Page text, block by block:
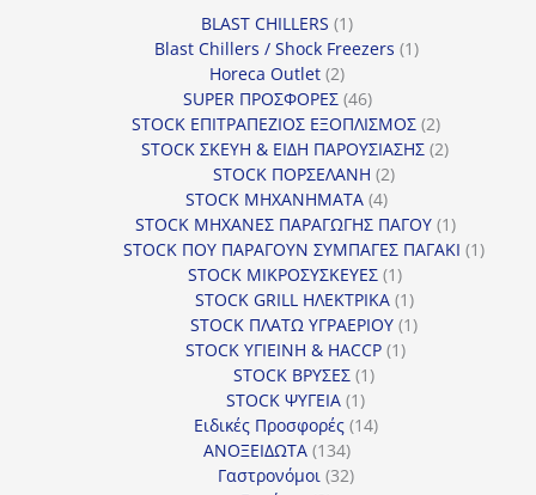
BLAST CHILLERS 11
προϊόν
Blast Chillers / Shock Freezers 11
Horeca Outlet 22
προϊόντα
SUPER ΠΡΟΣΦΟΡΕΣ 4646
προϊόντα
STOCK ΕΠΙΤΡΑΠΕΖΙΟΣ ΕΞΟΠΛΙΣΜΟΣ 22
προϊόντα
STOCK ΣΚΕΥΗ & ΕΙΔΗ ΠΑΡΟΥΣΙΑΣΗΣ 22
STOCK ΠΟΡΣΕΛΑΝΗ 22
STOCK ΜΗΧΑΝΗΜΑΤΑ 44
προϊόντα
STOCK ΜΗΧΑΝΕΣ ΠΑΡΑΓΩΓΗΣ ΠΑΓΟΥ 11
προϊόν
STOCK ΠΟΥ ΠΑΡΑΓΟΥΝ ΣΥΜΠΑΓΕΣ ΠΑΓΑΚΙ 11
STOCK ΜΙΚΡΟΣΥΣΚΕΥΕΣ 11
προϊόν
STOCK GRILL ΗΛΕΚΤΡΙΚΑ 11
προϊόν
STOCK ΠΛΑΤΩ ΥΓΡΑΕΡΙΟΥ 11
STOCK ΥΓΙΕΙΝΗ & HACCP 11
STOCK ΒΡΥΣΕΣ 11
STOCK ΨΥΓΕΙΑ 11
προϊόν
Ειδικές Προσφορές 1414
ΑΝΟΞΕΙΔΩΤΑ 134134
προϊόντα
Γαστρονόμοι 3232